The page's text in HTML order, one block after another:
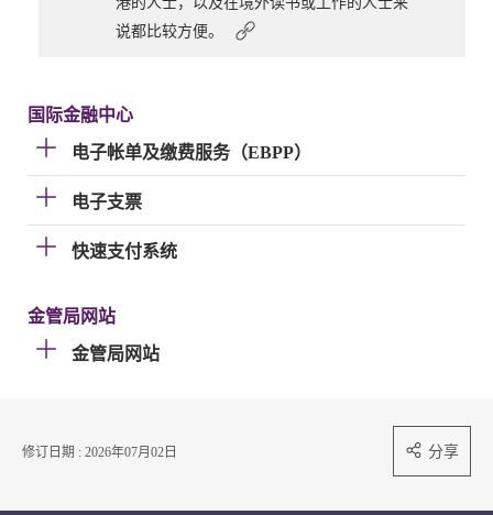
说都比较方便。
国际金融中心
电子帐单及缴费服务（EBPP）
电子支票
快速支付系统
金管局网站
金管局网站
修订日期 : 2026年07月02日 分享